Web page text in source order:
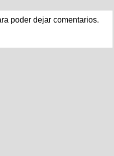
poder dejar comentarios.